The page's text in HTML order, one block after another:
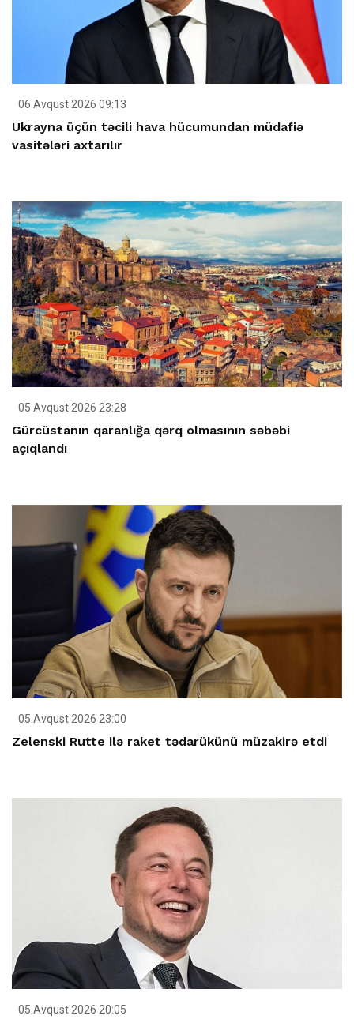
06 Avqust 2026 09:13
Ukrayna üçün təcili hava hücumundan müdafiə
vasitələri axtarılır
05 Avqust 2026 23:28
Gürcüstanın qaranlığa qərq olmasının səbəbi
açıqlandı
05 Avqust 2026 23:00
Zelenski Rutte ilə raket tədarükünü müzakirə etdi
05 Avqust 2026 20:05